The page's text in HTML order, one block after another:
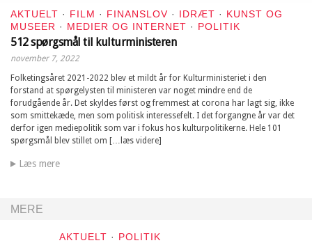
AKTUELT · FILM · FINANSLOV · IDRÆT · KUNST OG
MUSEER · MEDIER OG INTERNET · POLITIK
512 spørgsmål til kulturministeren
november 7, 2022
Folketingsåret 2021-2022 blev et mildt år for Kulturministeriet i den
forstand at spørgelysten til ministeren var noget mindre end de
forudgående år. Det skyldes først og fremmest at corona har lagt sig, ikke
som smittekæde, men som politisk interessefelt. I det forgangne år var det
derfor igen mediepolitik som var i fokus hos kulturpolitikerne. Hele 101
spørgsmål blev stillet om […læs videre]
Læs mere
MERE
AKTUELT · POLITIK